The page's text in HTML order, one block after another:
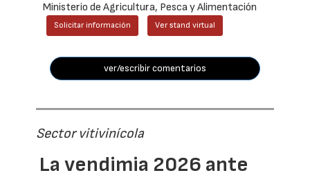
Ministerio de Agricultura, Pesca y Alimentación
Solicitar información Ver stand virtual
ver/escribir comentarios
Sector vitivinícola
La vendimia 2026 ante